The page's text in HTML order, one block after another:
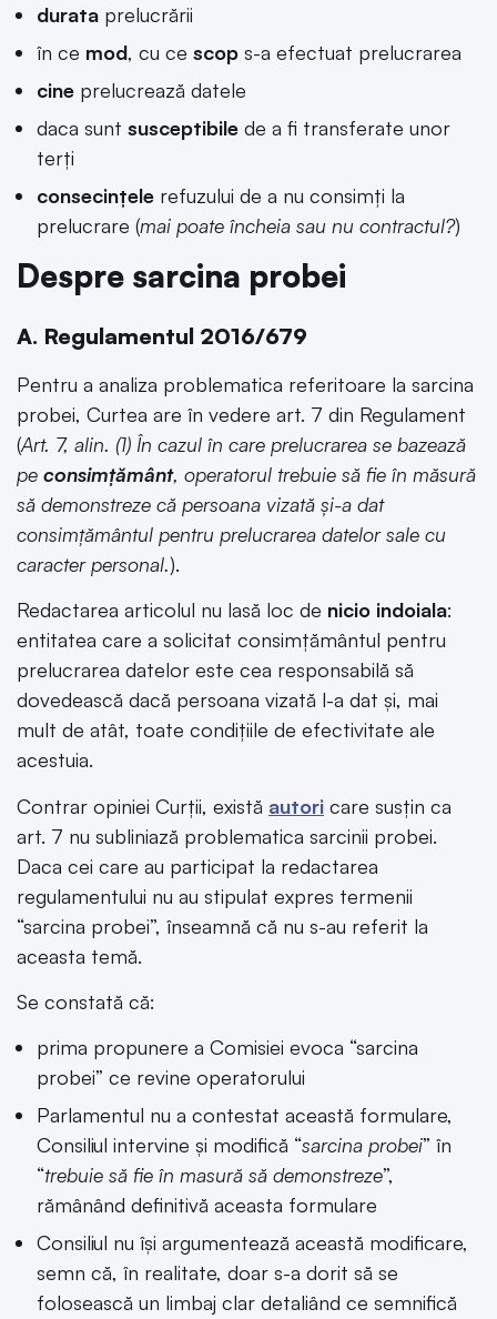
durata prelucrării
în ce mod, cu ce scop s-a efectuat prelucrarea
cine prelucrează datele
daca sunt susceptibile de a fi transferate unor
terți
consecințele refuzului de a nu consimți la
prelucrare (mai poate încheia sau nu contractul?)
Despre sarcina probei
A. Regulamentul 2016/679
Pentru a analiza problematica referitoare la sarcina
probei, Curtea are în vedere art. 7 din Regulament
(Art. 7, alin. (1) În cazul în care prelucrarea se bazează
pe consimțământ, operatorul trebuie să fie în măsură
să demonstreze că persoana vizată și-a dat
consimțământul pentru prelucrarea datelor sale cu
caracter personal.).
Redactarea articolul nu lasă loc de nicio indoiala:
entitatea care a solicitat consimțământul pentru
prelucrarea datelor este cea responsabilă să
dovedească dacă persoana vizată l-a dat și, mai
mult de atât, toate condițiile de efectivitate ale
acestuia.
Contrar opiniei Curții, există autori care susțin ca
art. 7 nu subliniază problematica sarcinii probei.
Daca cei care au participat la redactarea
regulamentului nu au stipulat expres termenii
“sarcina probei”, înseamnă că nu s-au referit la
aceasta temă.
Se constată că:
prima propunere a Comisiei evoca “sarcina
probei” ce revine operatorului
Parlamentul nu a contestat această formulare,
Consiliul intervine și modifică “sarcina probei” în
“trebuie să fie în masură să demonstreze”,
rămânând definitivă aceasta formulare
Consiliul nu își argumentează această modificare,
semn că, în realitate, doar s-a dorit să se
folosească un limbaj clar detaliând ce semnifică